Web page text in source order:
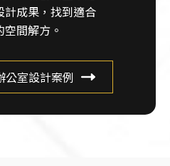
計成果，找到適合
間解方。
公室設計案例